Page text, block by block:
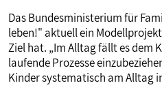
Das Bundesministerium für
leben!" aktuell ein
Ziel hat. „Im Alltag fällt es dem
laufende Prozesse
Kinder systematisch am Alltag